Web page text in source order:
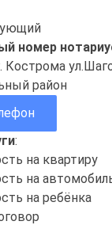
номер
Кострома
район
:
на квартиру
на
на ребёнка